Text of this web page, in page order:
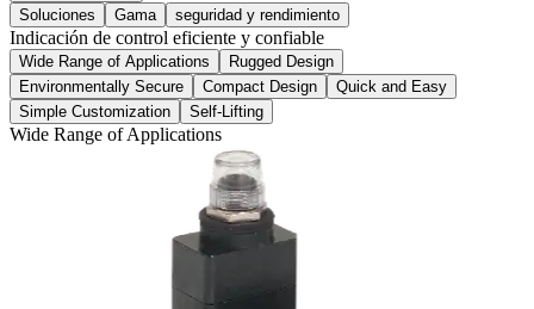
Soluciones
Gama seguridad y rendimiento
Indicación de control eficiente y confiable
Wide Range of Applications
Rugged Design
Environmentally Secure
Compact Design
Quick and Easy
Simple Customization
Self-Lifting
Wide Range of Applications